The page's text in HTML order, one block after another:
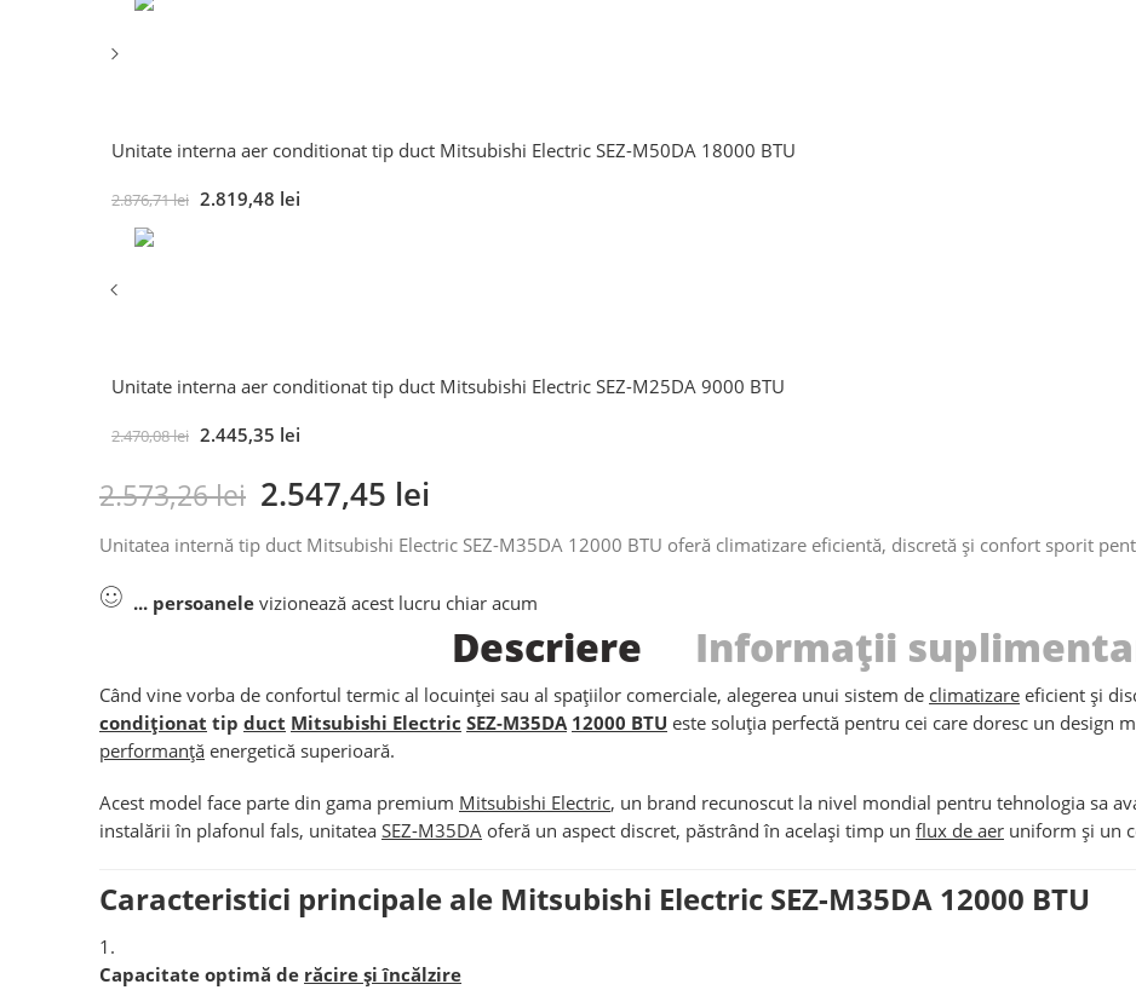
Unitate interna aer conditionat tip duct Mitsubishi Electric SEZ-M50DA 18000 BTU
2.876,71lei 2.819,48 lei
Unitate interna aer conditionat tip duct Mitsubishi Electric SEZ-M25DA 9000 BTU
2.470,08lei 2.445,35 lei
2.573,26lei 2.547,45 lei
Unitatea internă tip duct Mitsubishi Electric SEZ-M35DA 12000 BTU oferă climatizare eficientă, discretă și confort sporit
... persoanele vizionează acest lucru chiar acum
Descriere Informații
Când vine vorba de confortul termic al locuinței sau al spațiilor comerciale, alegerea unui sistem de climatizare eficient și
condiționat tip duct Mitsubishi Electric SEZ-M35DA 12000 BTU este soluția perfectă pentru cei care doresc un design
performanță energetică superioară.
Acest model face parte din gama premium Mitsubishi Electric, un brand recunoscut la nivel mondial pentru tehnologia sa
instalării în plafonul fals, unitatea SEZ-M35DA oferă un aspect discret, păstrând în același timp un flux de aer uniform și un
Caracteristici principale ale Mitsubishi Electric SEZ-M35DA 12000 BTU
Capacitate optimă de răcire și încălzire